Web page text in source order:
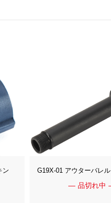
ン G19X-01 アウターバレル
品切れ中